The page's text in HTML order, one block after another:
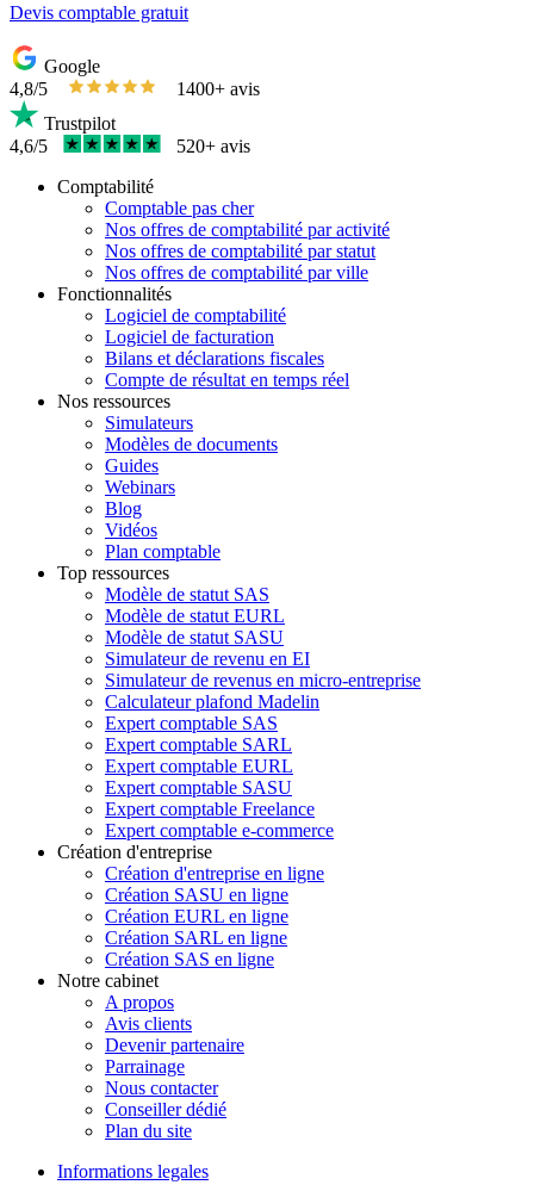
Devis comptable gratuit
Google
4,8/5
1400+ avis
Trustpilot
4,6/5
520+ avis
Comptabilité
Comptable pas cher
Nos offres de comptabilité par activité
Nos offres de comptabilité par statut
Nos offres de comptabilité par ville
Fonctionnalités
Logiciel de comptabilité
Logiciel de facturation
Bilans et déclarations fiscales
Compte de résultat en temps réel
Nos ressources
Simulateurs
Modèles de documents
Guides
Webinars
Blog
Vidéos
Plan comptable
Top ressources
Modèle de statut SAS
Modèle de statut EURL
Modèle de statut SASU
Simulateur de revenu en EI
Simulateur de revenus en micro-entreprise
Calculateur plafond Madelin
Expert comptable SAS
Expert comptable SARL
Expert comptable EURL
Expert comptable SASU
Expert comptable Freelance
Expert comptable e-commerce
Création d'entreprise
Création d'entreprise en ligne
Création SASU en ligne
Création EURL en ligne
Création SARL en ligne
Création SAS en ligne
Notre cabinet
A propos
Avis clients
Devenir partenaire
Parrainage
Nous contacter
Conseiller dédié
Plan du site
Informations legales